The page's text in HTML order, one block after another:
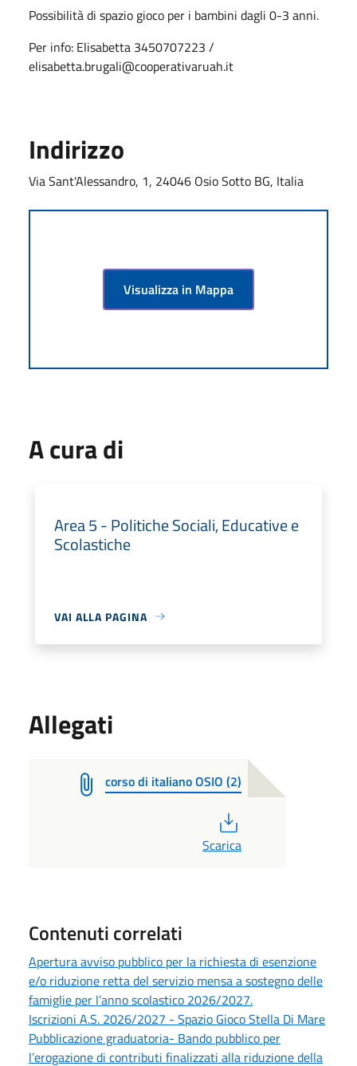
Possibilità di spazio gioco per i bambini dagli 0-3 anni.
Per info: Elisabetta 3450707223 /
elisabetta.brugali@cooperativaruah.it
Indirizzo
Via Sant'Alessandro, 1, 24046 Osio Sotto BG, Italia
Visualizza in Mappa
A cura di
Area 5 - Politiche Sociali, Educative e
Scolastiche
VAI ALLA PAGINA
Allegati
corso di italiano OSIO (2)
Scarica
Contenuti correlati
Apertura avviso pubblico per la richiesta di esenzione
e/o riduzione retta del servizio mensa a sostegno delle
famiglie per l’anno scolastico 2026/2027.
Iscrizioni A.S. 2026/2027 - Spazio Gioco Stella Di Mare
Pubblicazione graduatoria- Bando pubblico per
l’erogazione di contributi finalizzati alla riduzione della